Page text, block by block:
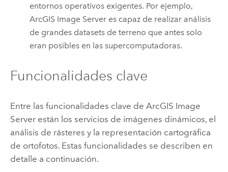
entornos operativos exigentes. Por ejemplo,
ArcGIS Image Server es capaz de realizar análisis
de grandes datasets de terreno que antes solo
eran posibles en las supercomputadoras.
Funcionalidades clave
Entre las funcionalidades clave de ArcGIS Image
Serverestán los servicios de imágenes dinámicos, el
análisis de rásteres y la representación cartográfica
de ortofotos. Estas funcionalidades se describen en
detalle a continuación.